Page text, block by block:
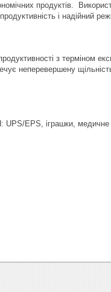
продуктів.
і надійний
з терміном
неперевершену щільність
EPS, іграшки, медичне